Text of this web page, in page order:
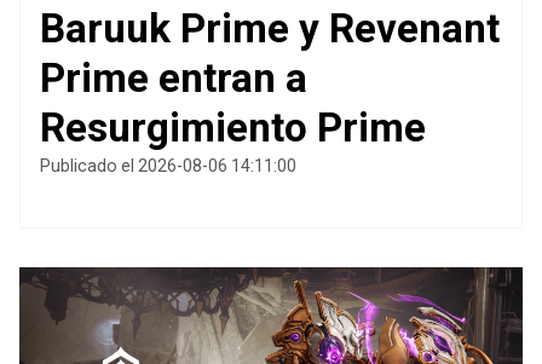
Baruuk Prime y Revenant
Prime entran a
Resurgimiento Prime
Publicado el 2026-08-06 14:11:00